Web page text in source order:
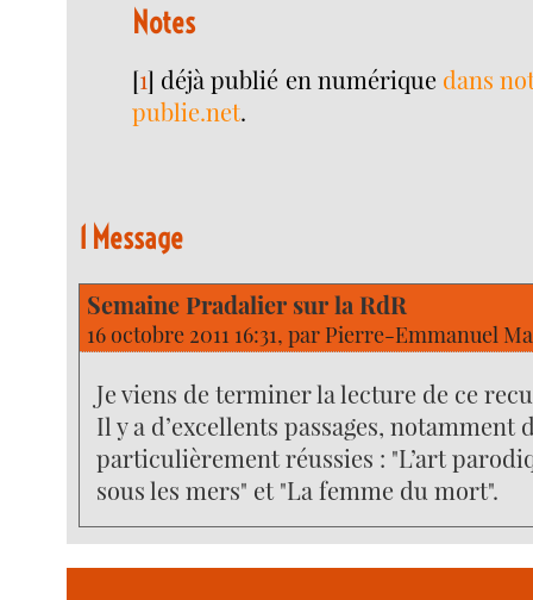
Notes
[1] déjà publié en numérique dans
publie.net.
1 Message
Semaine Pradalier sur la RdR
16 octobre 2011 16:31, par Pierre-Emmanuel
Je viens de terminer la lecture de ce
Il y a d’excellents passages, notamment
particulièrement réussies : "L’art
sous les mers" et "La femme du mort".